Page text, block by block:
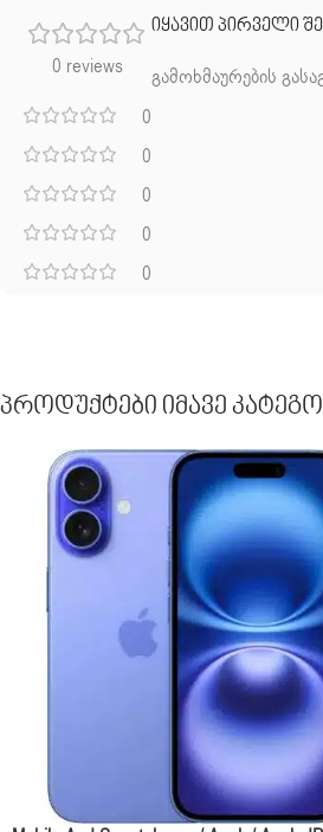
0 reviews
0
0
0
0
0
იყავით პირველი
გამოხმაურების
Პროდუქტები Იმავე